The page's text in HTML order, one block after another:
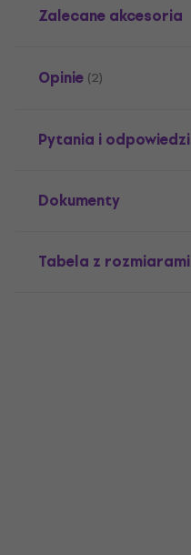
Zalecane akcesoria
Opinie (2)
Pytania i odpowiedzi
Dokumenty
Tabela z rozmiarami